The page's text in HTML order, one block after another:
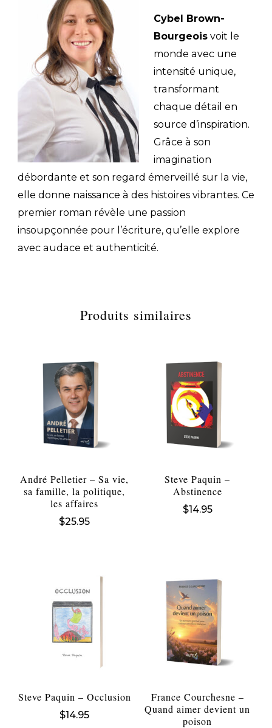
Cybel Brown-
Bourgeoisvoit le
monde avec une
intensité unique,
transformant
chaque détail en
source d’inspiration.
Grâce à son
imagination
débordante et son regard émerveillé sur la vie,
elle donne naissance à des histoires vibrantes. Ce
premier roman révèle une passion
insoupçonnée pour l’écriture, qu’elle explore
avec audace et authenticité.
Produits similaires
André Pelletier – Sa vie,
sa famille, la politique,
les affaires
$25.95
Steve Paquin –
Abstinence
$14.95
Steve Paquin – Occlusion
$14.95
France Courchesne –
Quand aimer devient un
poison